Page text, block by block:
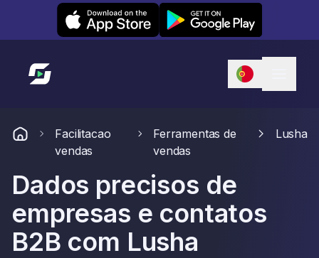
Leexi on iOS Leexi on Android
Link para a página inicial
Facilitacao
vendas
Ferramentas de
vendas
Lusha
Dados precisos de
empresas e contatos
B2B com Lusha